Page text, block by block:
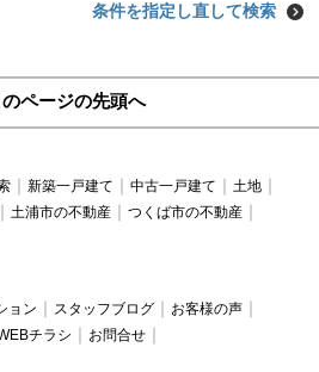
条件を指定し直して検索
のページの先頭へ
新築一戸建て 中古一戸建て
土地
土浦市の不動産
つくば市の不動産
ョン スタッフブログ
お客様の声
チラシ
お問合せ